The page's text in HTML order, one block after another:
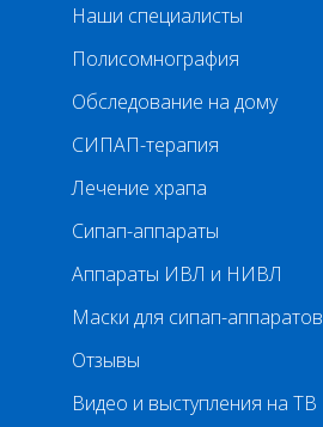
Наши специалисты
Полисомнография
Обследование на дому
СИПАП-терапия
Лечение храпа
Сипап-аппараты
Аппараты ИВЛ и НИВЛ
Маски для сипап-аппаратов
Отзывы
Видео и выступления на ТВ